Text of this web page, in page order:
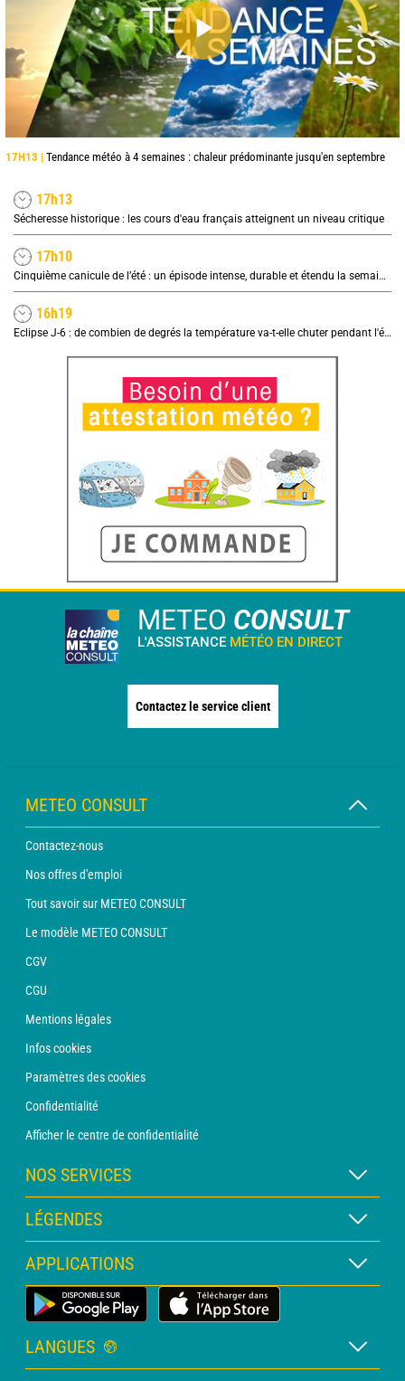
17H13 | Tendance météo à 4 semaines : chaleur prédominante jusqu'en septembre
17h13
Sécheresse historique : les cours d'eau français atteignent un niveau critique
17h10
Cinquième canicule de l’été : un épisode intense, durable et étendu la semaine prochaine
16h19
Eclipse J-6 : de combien de degrés la température va-t-elle chuter pendant l'éclipse du 12 août ?
METEO CONSULT
L'ASSISTANCE MÉTÉO EN DIRECT
Contactez le service client
METEO CONSULT
Contactez-nous
Nos offres d'emploi
Tout savoir sur METEO CONSULT
Le modèle METEO CONSULT
CGV
CGU
Mentions légales
Infos cookies
Paramètres des cookies
Confidentialité
Afficher le centre de confidentialité
NOS SERVICES
Abonnement METEO Xpert
Abonnement METEO PRO
Consultation avec un prévisionniste
Bulletin PRO
LÉGENDES
Légende des cartes
Légende des pictogrammes
Glossaire
APPLICATIONS
Application Météo Terrestre
LANGUES